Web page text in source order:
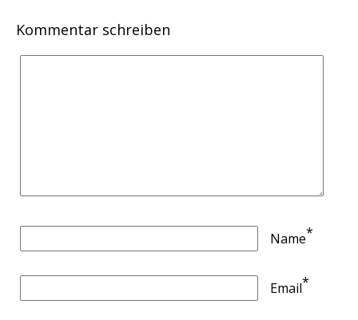
Kommentar schreiben
Name*
Email*